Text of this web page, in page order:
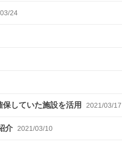
24
していた施設を活用 2021/03/17
介 2021/03/10